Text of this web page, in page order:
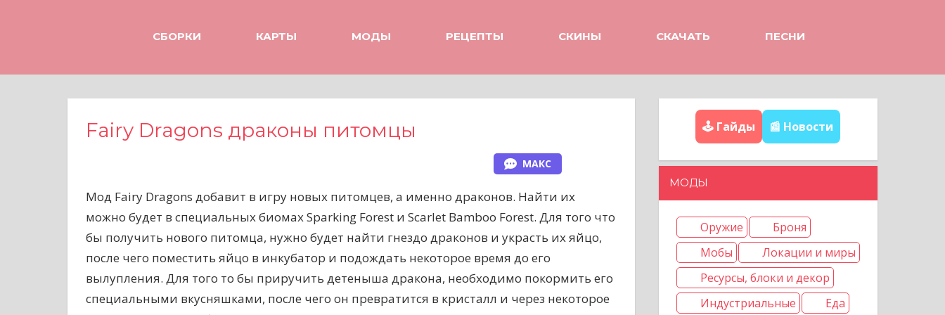
е
СБОРКИ КАРТЫ МОДЫ РЕЦЕПТЫ СКИНЫ СКАЧАТЬ ПЕСНИ
Fairy Dragons драконы питомцы
МАКС
Мод Fairy Dragons добавит в игру новых питомцев, а именно драконов. Найти их
можно будет в специальных биомах Sparking Forest и Scarlet Bamboo Forest. Для того что
бы получить нового питомца, нужно будет найти гнездо драконов и украсть их яйцо,
после чего поместить яйцо в инкубатор и подождать некоторое время до его
вылупления. Для того то бы приручить детеныша дракона, необходимо покормить его
специальными вкусняшками, после чего он превратится в кристалл и через некоторое
🕹️ Гайды 📰 Новости
МОДЫ
Оружие
Броня
Мобы
Локации и миры
Ресурсы, блоки и декор
Индустриальные
Еда